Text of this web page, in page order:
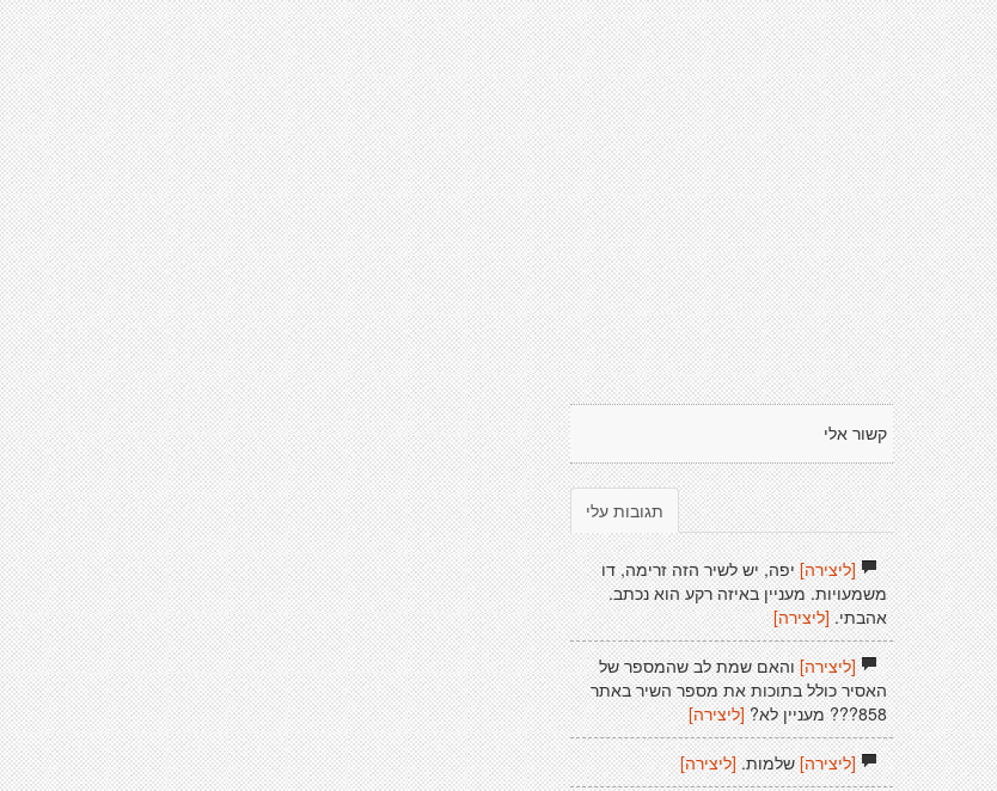
קשור אלי
תגובות עלי
[ליצירה]יפה, יש לשיר הזה זרימה, דו
משמעויות. מעניין באיזה רקע הוא נכתב.
אהבתי. [ליצירה]
[ליצירה]והאם שמת לב שהמספר של
האסיר כולל בתוכות את מספר השיר באתר
858??? מעניין לא?
[ליצירה]
[ליצירה]שלמות.[ליצירה]